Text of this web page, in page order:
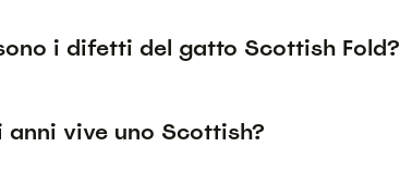
i difetti del gatto Scottish Fold?
anni vive uno Scottish?